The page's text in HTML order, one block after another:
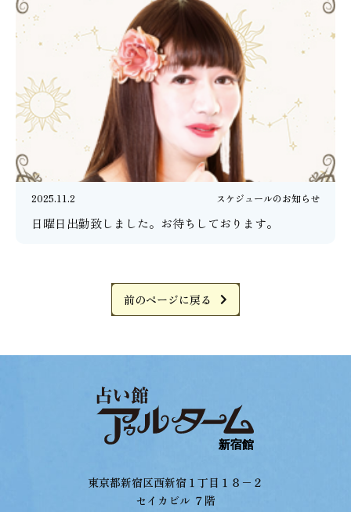
2025.11.2 スケジュールのお知らせ
日曜日出勤致しました。お待ちしております。
前のページに戻る
東京都新宿区西新宿１丁目１８−２
セイカビル ７階